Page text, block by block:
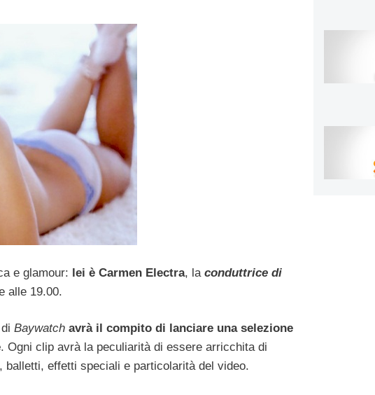
e glamour: lei è Carmen Electra, la conduttrice di
alle 19.00.
Baywatch avrà il compito di lanciare una selezione
. Ogni clip avrà la peculiarità di essere arricchita di
effetti speciali e particolarità del video.